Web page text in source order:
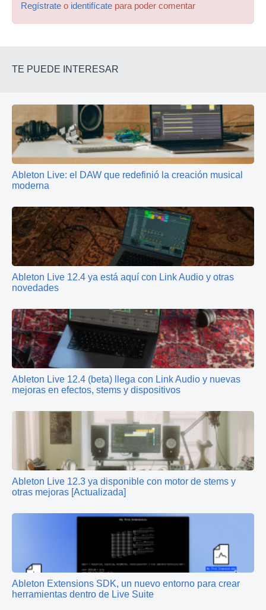
Regístrate o identifícate para poder comentar
TE PUEDE INTERESAR
Ableton Live: el DAW que redefinió la creación musical
moderna
Ableton Live 12.4 ya está aquí con Link Audio y otras
novedades
Ableton Live 12.4 (beta) llega con Link Audio y nuevas
mejoras en efectos, stems y dispositivos
Ableton Live 12.3 ya disponible con motor de stems y
otras mejoras [Actualizada]
Ableton Extensions SDK, un nuevo entorno para crear
herramientas dentro de Live Suite